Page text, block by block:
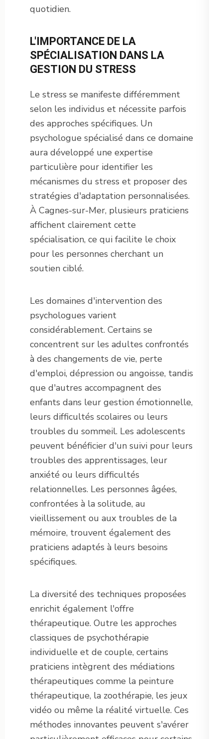
quotidien.
L'IMPORTANCE DE LA
SPÉCIALISATION DANS LA
GESTION DU STRESS
Le stress se manifeste différemment
selon les individus et nécessite parfois
des approches spécifiques. Un
psychologue spécialisé dans ce domaine
aura développé une expertise
particulière pour identifier les
mécanismes du stress et proposer des
stratégies d'adaptation personnalisées.
À Cagnes-sur-Mer, plusieurs praticiens
affichent clairement cette
spécialisation, ce qui facilite le choix
pour les personnes cherchant un
soutien ciblé.
Les domaines d'intervention des
psychologues varient
considérablement. Certains se
concentrent sur les adultes confrontés
à des changements de vie, perte
d'emploi, dépression ou angoisse, tandis
que d'autres accompagnent des
enfants dans leur gestion émotionnelle,
leurs difficultés scolaires ou leurs
troubles du sommeil. Les adolescents
peuvent bénéficier d'un suivi pour leurs
troubles des apprentissages, leur
anxiété ou leurs difficultés
relationnelles. Les personnes âgées,
confrontées à la solitude, au
vieillissement ou aux troubles de la
mémoire, trouvent également des
praticiens adaptés à leurs besoins
spécifiques.
La diversité des techniques proposées
enrichit également l'offre
thérapeutique. Outre les approches
classiques de psychothérapie
individuelle et de couple, certains
praticiens intègrent des médiations
thérapeutiques comme la peinture
thérapeutique, la zoothérapie, les jeux
vidéo ou même la réalité virtuelle. Ces
méthodes innovantes peuvent s'avérer